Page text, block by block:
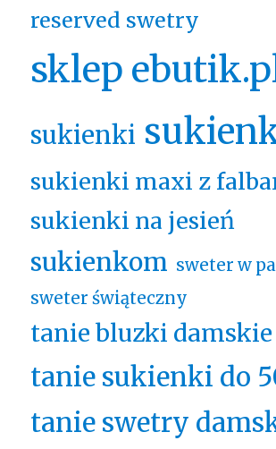
reserved swetry
sklep
sukienki
sukienki maxi z
sukienki na jesień
sukienkom sweter w
sweter świąteczny
tanie bluzki damskie
tanie sukienki do
tanie swetry